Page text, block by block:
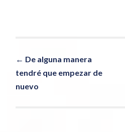
Navegador
de
← De alguna manera
tendré que empezar de
nuevo